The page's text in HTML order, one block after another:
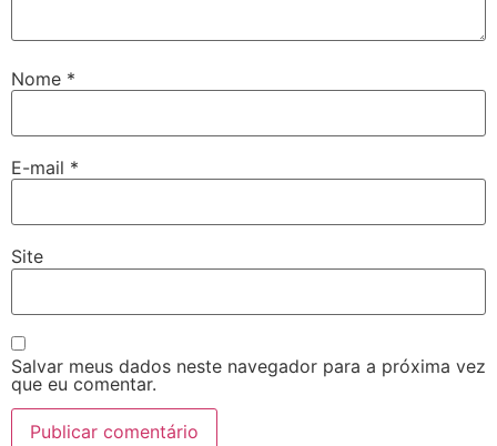
Nome *
E-mail *
Site
Salvar meus dados neste navegador para a próxima vez
que eu comentar.